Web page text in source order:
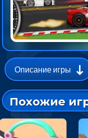
Описание игры
Похожие